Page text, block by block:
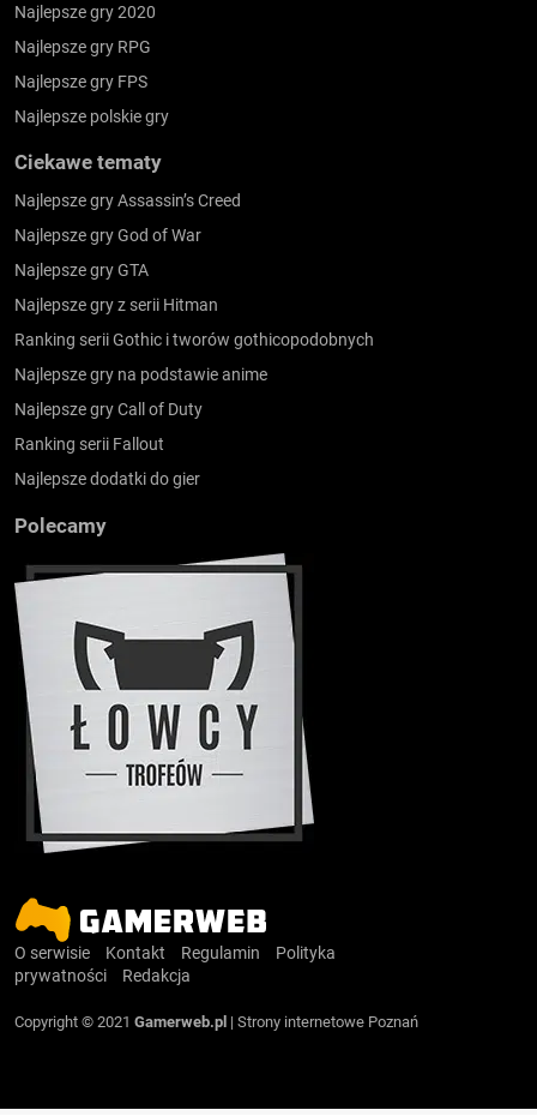
Najlepsze gry 2020
Najlepsze gry RPG
Najlepsze gry FPS
Najlepsze polskie gry
Ciekawe tematy
Najlepsze gry Assassin’s Creed
Najlepsze gry God of War
Najlepsze gry GTA
Najlepsze gry z serii Hitman
Ranking serii Gothic i tworów gothicopodobnych
Najlepsze gry na podstawie anime
Najlepsze gry Call of Duty
Ranking serii Fallout
Najlepsze dodatki do gier
Polecamy
O serwisie Kontakt Regulamin
Polityka
prywatności
Redakcja
Copyright © 2021 Gamerweb.pl | Strony internetowe Poznań